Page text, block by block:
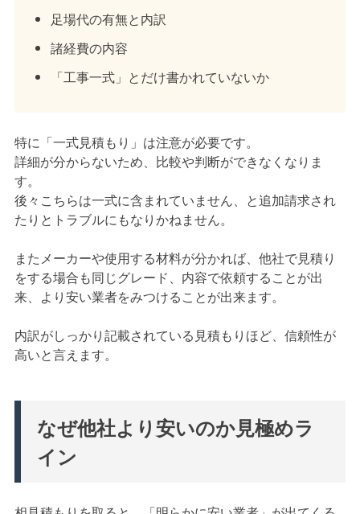
足場代の有無と内訳
諸経費の内容
「工事一式」とだけ書かれていないか
特に「一式見積もり」は注意が必要です。
詳細が分からないため、比較や判断ができなくなりま
す。
後々こちらは一式に含まれていません、と追加請求され
たりとトラブルにもなりかねません。
またメーカーや使用する材料が分かれば、他社で見積り
をする場合も同じグレード、内容で依頼することが出
来、より安い業者をみつけることが出来ます。
内訳がしっかり記載されている見積もりほど、信頼性が
高いと言えます。
なぜ他社より安いのか見極めラ
イン